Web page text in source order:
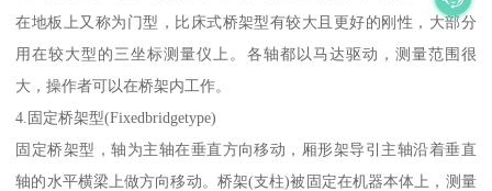
在地板上又称为门型，比床式桥架型有较大且更好的刚性，大部分
用在较大型的三坐标测量仪上。各轴都以马达驱动，测量范围很
大，操作者可以在桥架内工作。
4.固定桥架型(Fixedbridgetype)
固定桥架型，轴为主轴在垂直方向移动，厢形架导引主轴沿着垂直
轴的水平横梁上做方向移动。桥架(支柱)被固定在机器本体上，测量